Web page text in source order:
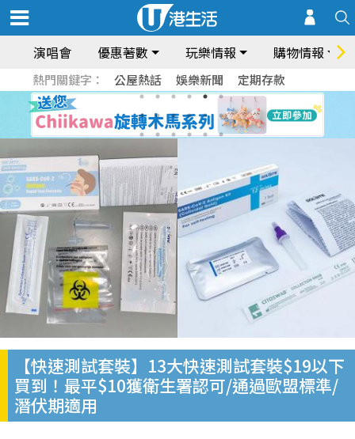
演唱會 優惠著數 玩樂情報 購物情報
熱門關鍵字： 公屋熱話 娛樂新聞 定期存款
【快速測試套裝】13大快速測試套裝$19以下
買到！最平$10獲衛生署認可/通過歐盟標準/
潛伏期適用